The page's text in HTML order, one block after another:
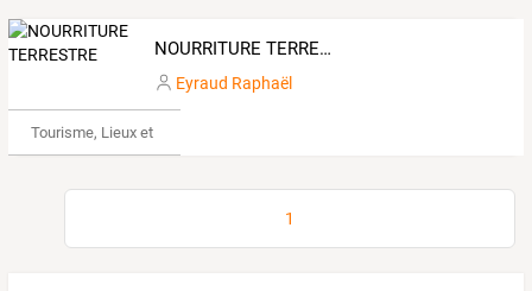
NOURRITURE TERRESTRE
Eyraud Raphaël
Tourisme, Lieux et Événements
1